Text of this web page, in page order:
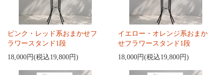
ピンク・レッド系おまかせフ
ラワースタンド1段
18,000円(税込19,800円)
イエロー・オレンジ系おまか
せフラワースタンド1段
18,000円(税込19,800円)